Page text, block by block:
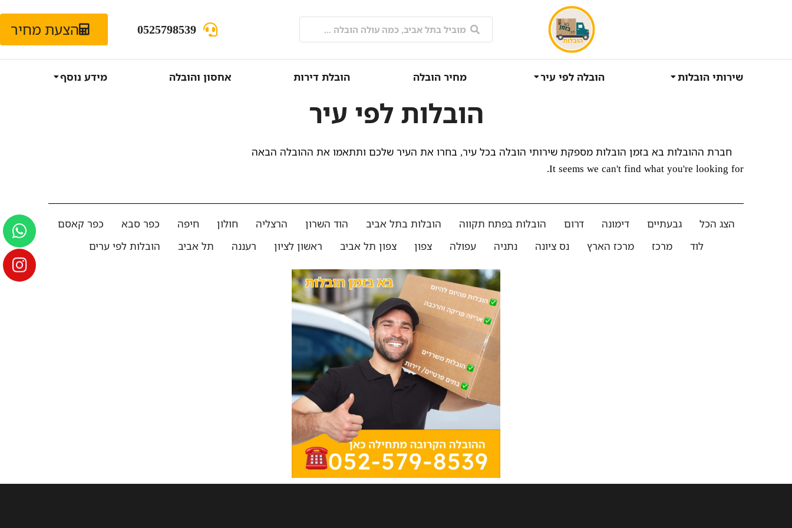
0525798539 הצעת מחיר
שירותי הובלות הובלה לפי עיר מחיר הובלה הובלת דירות אחסון והובלה מידע נוסף
הובלות לפי עיר
חברת ההובלות בא בזמן הובלות מספקת שירותי הובלה בכל עיר, בחרו את העיר שלכם ותתאמו את ההובלה הבאה
It seems we can't find what you're looking for.
הצג הכל גבעתיים דימונה דרום הובלות בפתח תקווה הובלות בתל אביב הוד השרון הרצליה חולון חיפה כפר סבא
כפר קאסם
לוד
מרכז מרכז הארץ נס ציונה נתניה עפולה צפון צפון תל אביב ראשון לציון רעננה תל אביב הובלות לפי ערים